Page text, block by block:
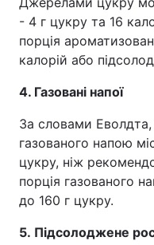
- 4 г цукру та 16
порція
калорій або
4. Газовані напої
За словами Еволдта,
газованого напою
цукру, ніж
порція газованого
до 160 г цукру.
5. Підсолоджене